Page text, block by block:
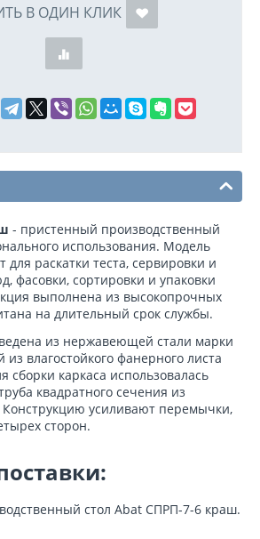
В ОДИН КЛИК
- пристенный производственный
использования. Модель
для раскатки теста, сервировки и
фасовки, сортировки и упаковки
выполнена из высокопрочных
на длительный срок службы.
из нержавеющей стали марки
влагостойкого фанерного листа
каркаса использовалась
квадратного сечения из
усиливают перемычки,
сторон.
стол Abat СПРП-7-6 краш.